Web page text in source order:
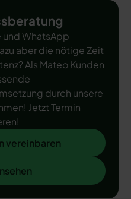
WhatsApp
aber die nötige Zeit
Als Mateo Kunden
durch unsere
Jetzt Termin
vereinbaren